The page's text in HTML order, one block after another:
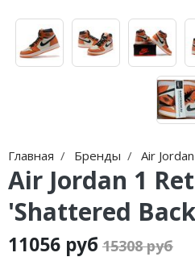
Главная Бренды Air Jordan
Air Jordan 1
'Shattered
11056 руб 15308 руб
Nike Dunk
Nike Shox
Nike Initiator
Nike Pegasus
Nike Precision
adidas Samba
adidas Gazelle
adidas adiFOM
adidas Adizero
adidas Harden